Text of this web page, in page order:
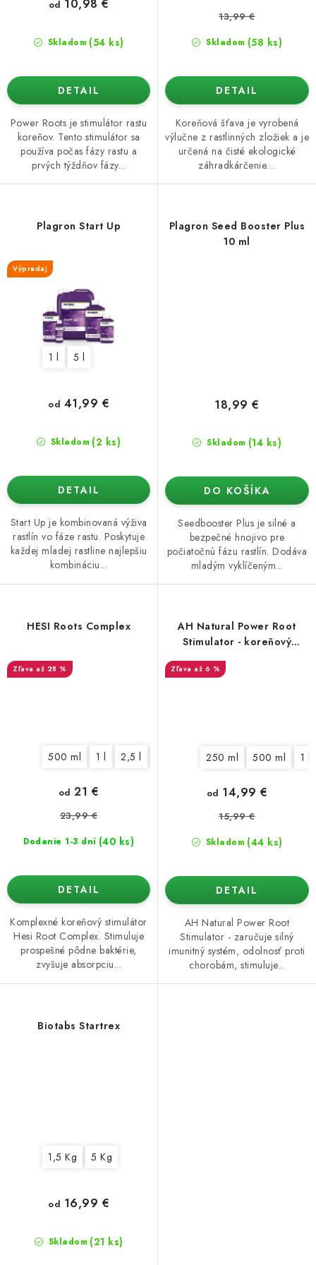
Skladom (54 ks)
od 10,98 €
DETAIL
Power Roots je stimulátor rastu
koreňov. Tento stimulátor sa
používa počas fázy rastu a
prvých týždňov fázy...
Skladom (58 ks)
13,99 €
DETAIL
Koreňová šťava je vyrobená
výlučne z rastlinných zložiek a je
určená na čisté ekologické
záhradkárčenie....
Plagron Start Up
Výpredaj
1 l 5 l
Skladom (2 ks)
od 41,99 €
DETAIL
Start Up je kombinovaná výživa
rastlín vo fáze rastu. Poskytuje
každej mladej rastline najlepšiu
kombináciu...
Plagron Seed Booster Plus
10 ml
Skladom (14 ks)
18,99 €
DO KOŠÍKA
Seedbooster Plus je silné a
bezpečné hnojivo pre
počiatočnú fázu rastlín. Dodáva
mladým vyklíčeným...
HESI Roots Complex
až 28 %
500 ml 1 l 2,5 l 20 l
Dodanie 1-3 dní (40 ks)
od 21 €
23,99 €
DETAIL
Komplexné koreňový stimulátor
Hesi Root Complex. Stimuluje
prospešné pôdne baktérie,
zvyšuje absorpciu...
AH Natural Power Root
Stimulator - koreňový
až 6 %
250 ml 500 ml 1 l
Skladom (44 ks)
od 14,99 €
15,99 €
DETAIL
AH Natural Power Root
Stimulator - zaručuje silný
imunitný systém, odolnosť proti
chorobám, stimuluje...
Biotabs Startrex
1,5 Kg 5 Kg
Skladom (21 ks)
od 16,99 €